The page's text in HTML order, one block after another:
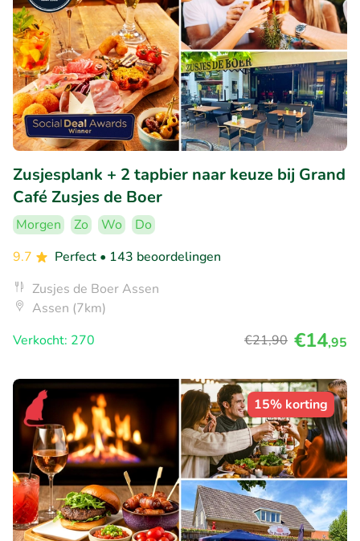
Zusjesplank + 2 tapbier naar keuze bij Grand
Café Zusjes de Boer
Morgen Zo Wo
Do
9.7
Perfect • 143 beoordelingen
Zusjes de Boer Assen
Assen (7km)
Verkocht: 270
€21,90 €14,95
15% korting